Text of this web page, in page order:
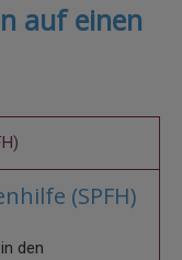
auf einen
(SPFH)
den